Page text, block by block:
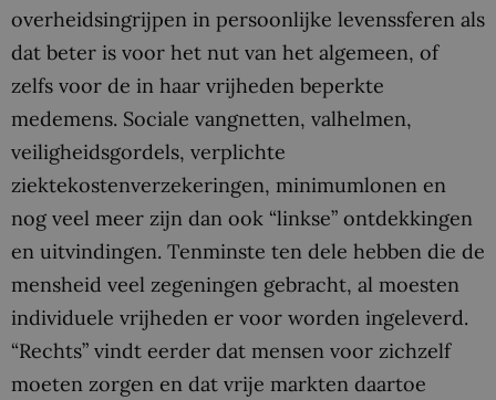
overheidsingrijpen in persoonlijke levenssferen als
dat beter is voor het nut van het algemeen, of
zelfs voor de in haar vrijheden beperkte
medemens. Sociale vangnetten, valhelmen,
veiligheidsgordels, verplichte
ziektekostenverzekeringen, minimumlonen en
nog veel meer zijn dan ook “linkse” ontdekkingen
en uitvindingen. Tenminste ten dele hebben die de
mensheid veel zegeningen gebracht, al moesten
individuele vrijheden er voor worden ingeleverd.
“Rechts” vindt eerder dat mensen voor zichzelf
moeten zorgen en dat vrije markten daartoe